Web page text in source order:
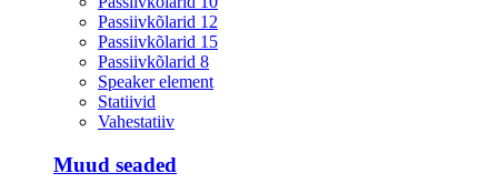
Passiivkõlarid 12
Passiivkõlarid 15
Passiivkõlarid 8
Speaker element
Statiivid
Vahestatiiv
Muud seaded